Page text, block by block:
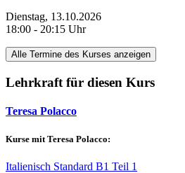
Dienstag, 13.10.2026
18:00 - 20:15 Uhr
Alle Termine des Kurses anzeigen
Lehrkraft für diesen Kurs
Teresa Polacco
Kurse mit Teresa Polacco:
Italienisch Standard B1 Teil 1